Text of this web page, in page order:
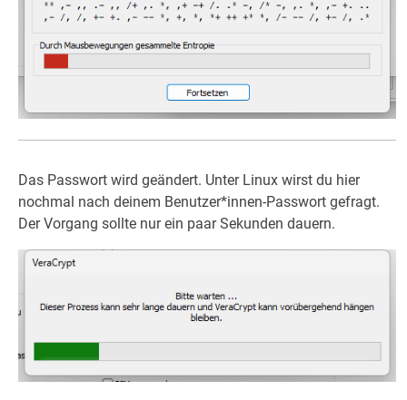
Das Passwort wird geändert. Unter Linux wirst du hier
nochmal nach deinem Benutzer*innen-Passwort gefragt.
Der Vorgang sollte nur ein paar Sekunden dauern.